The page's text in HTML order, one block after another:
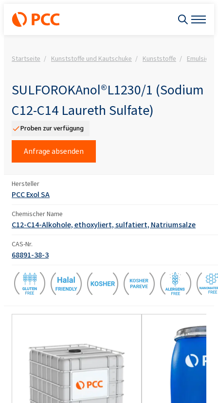
Startseite Kunststoffe und Kautschuke Kunststoffe
SULFOROKAnol®L1230/1 (Sodium
C12-C14 Laureth Sulfate)
Proben zur verfügung
Anfrage absenden
Hersteller
PCC Exol SA
Chemischer Name
C12-C14-Alkohole, ethoxyliert, sulfatiert, Natriumsalze
CAS-Nr.
68891-38-3